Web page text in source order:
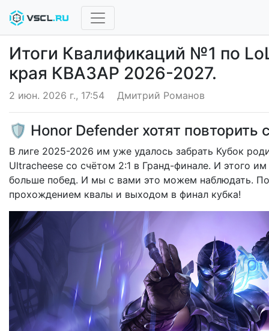
Итоги Квалификаций №1 по
края КВАЗАР 2026-2027.
2 июн. 2026 г., 17:54 Дмитрий Романов
🛡️ Honor Defender хотят повторить
В лиге 2025-2026 им уже удалось забрать Кубок
Ultracheese со счётом 2:1 в Гранд-финале. И этого
больше побед. И мы с вами это можем наблюдать.
прохождением квалы и выходом в финал кубка!